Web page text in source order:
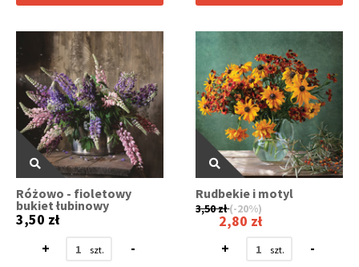
Różowo - fioletowy
bukiet łubinowy
3,50 zł
+
-
Rudbekie i motyl
3,50 zł(-20%)
2,80 zł
+
-